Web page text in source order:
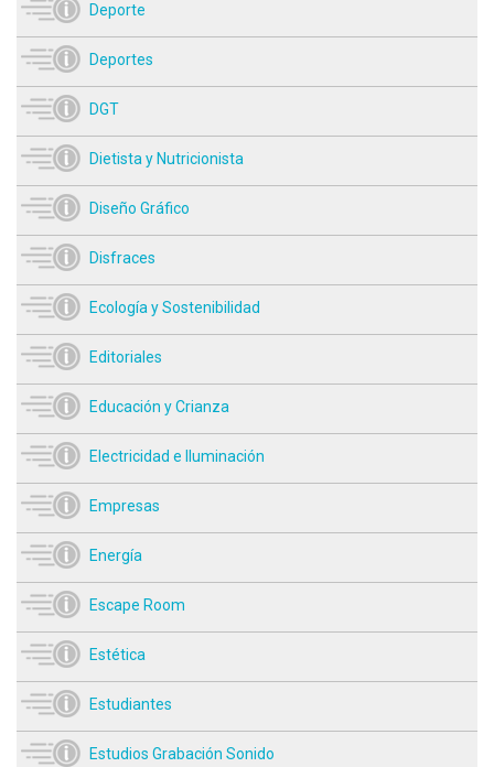
Deporte
Deportes
DGT
Dietista y Nutricionista
Diseño Gráfico
Disfraces
Ecología y Sostenibilidad
Editoriales
Educación y Crianza
Electricidad e Iluminación
Empresas
Energía
Escape Room
Estética
Estudiantes
Estudios Grabación Sonido